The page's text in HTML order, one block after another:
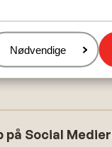
Administrer
Nødvendige
på Social Medier